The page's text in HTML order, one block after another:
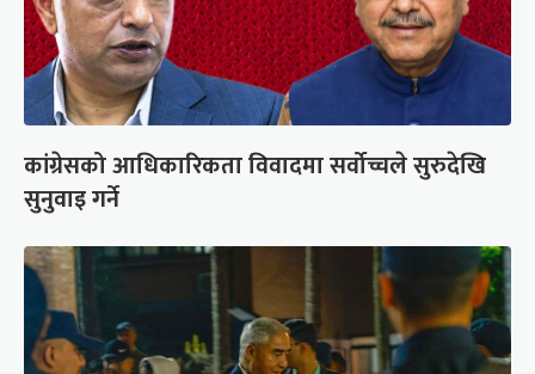
कांग्रेसको आधिकारिकता विवादमा सर्वोच्चले सुरुदेखि
सुनुवाइ गर्ने